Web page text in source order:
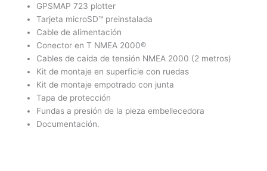
GPSMAP 723 plotter
Tarjeta microSD™ preinstalada
Cable de alimentación
Conector en T NMEA 2000®
Cables de caída de tensión NMEA 2000 (2 metros)
Kit de montaje en superficie con ruedas
Kit de montaje empotrado con junta
Tapa de protección
Fundas a presión de la pieza embellecedora
Documentación.